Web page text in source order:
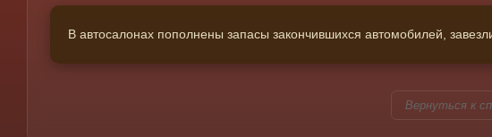
В автосалонах пополнены запасы закончившихся автомобилей,
Вернуться к